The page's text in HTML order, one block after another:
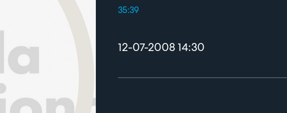
35:39
12-07-2008 14:30